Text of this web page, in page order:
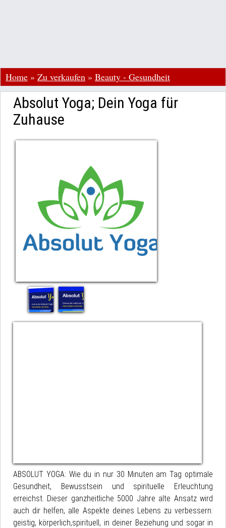
Home » Zu verkaufen » Beauty - Gesundheit
Absolut Yoga; Dein Yoga für
Zuhause
ABSOLUT YOGA: Wie du in nur 30 Minuten am Tag optimale
Gesundheit, Bewusstsein und spirituelle Erleuchtung
erreichst. Dieser ganzheitliche 5000 Jahre alte Ansatz wird
auch dir helfen, alle Aspekte deines Lebens zu verbessern:
geistig, körperlich,spirituell, in deiner Beziehung und sogar in